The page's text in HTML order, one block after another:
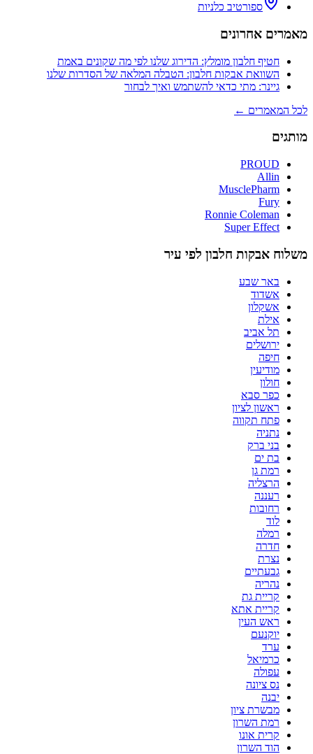
ספורטיב כלניות
מאמרים אחרונים
חטיף חלבון מומלץ: הדירוג שלנו לפי מה שקונים באמת
השוואת אבקות חלבון: הטבלה המלאה של הסדרות שלנו
גיינר: מתי כדאי להשתמש ואיך לבחור
לכל המאמרים ←
מותגים
PROUD
Allin
MusclePharm
Fury
Ronnie Coleman
Super Effect
משלוח אבקות חלבון לפי עיר
באר שבע
אשדוד
אשקלון
אילת
תל אביב
ירושלים
חיפה
מודיעין
חולון
כפר סבא
ראשון לציון
פתח תקווה
נתניה
בני ברק
בת ים
רמת גן
הרצליה
רעננה
רחובות
לוד
רמלה
חדרה
נצרת
גבעתיים
נהריה
קריית גת
קריית אתא
ראש העין
יוקנעם
ערד
כרמיאל
עפולה
נס ציונה
יבנה
מבשרת ציון
רמת השרון
קרית אונו
הוד השרון